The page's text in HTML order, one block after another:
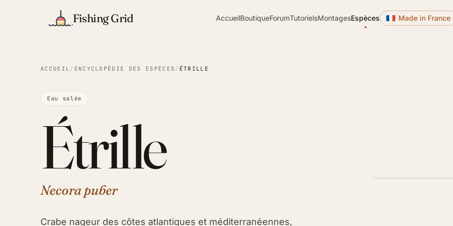
Fishing Grid AccueilBoutiqueForumTutorielsMontagesEspèces Made in France
ACCUEIL / ENCYCLOPÉDIE DES ESPÈCES / ÉTRILLE
Eau salée
Étrille
Necora puber
Crabe nageur des côtes atlantiques et méditerranéennes,